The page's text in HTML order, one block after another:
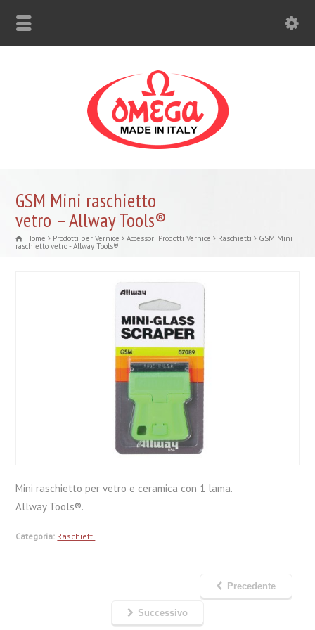
GSM Mini raschietto
vetro – Allway Tools®
Home Prodotti per Vernice Accessori Prodotti Vernice Raschietti GSM Mini
raschietto vetro - Allway Tools®
Mini raschietto per vetro e ceramica con 1 lama.
Allway Tools®.
Categoria: Raschietti
Precedente
Successivo